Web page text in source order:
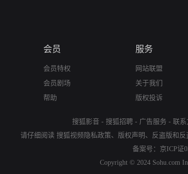
会员
会员特权
会员剧场
帮助
服务
网站联盟
关于我们
版权投诉
搜狐影音 - 搜狐招聘 - 广告服务 - 联系
请仔细阅读 搜狐视频隐私政策、 版权声明 、 反盗版和反
备案号： 京ICP证
Copyright © 2024 Sohu.com